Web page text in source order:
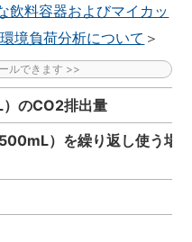
飲料容器およびマイカッ
境負荷分析について ＞
のCO2排出量
）を繰り返し使う場